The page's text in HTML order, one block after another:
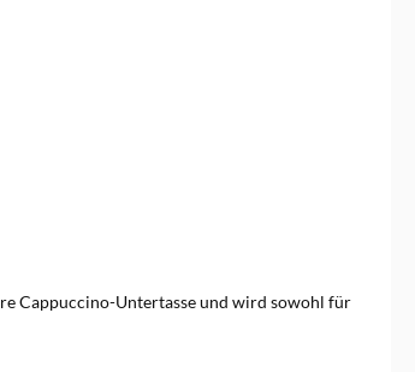
Cappuccino-Untertasse und wird sowohl für